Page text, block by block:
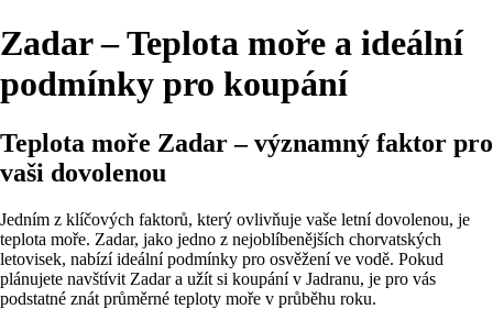
Zadar – Teplota moře a ideální
podmínky pro koupání
Teplota moře Zadar – významný faktor pro
vaši dovolenou
Jedním z klíčových faktorů, který ovlivňuje vaše letní dovolenou, je
teplota moře. Zadar, jako jedno z nejoblíbenějších chorvatských
letovisek, nabízí ideální podmínky pro osvěžení ve vodě. Pokud
plánujete navštívit Zadar a užít si koupání v Jadranu, je pro vás
podstatné znát průměrné teploty moře v průběhu roku.